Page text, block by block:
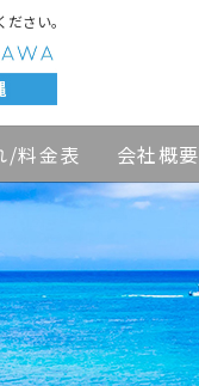
さい。
/料金表 会社概要